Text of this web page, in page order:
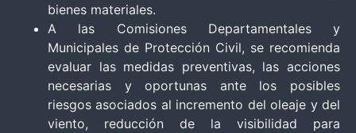
bienes materiales.
A las Comisiones Departamentales y
Municipales de Protección Civil, se recomienda
evaluar las medidas preventivas, las acciones
necesarias y oportunas ante los posibles
riesgos asociados al incremento del oleaje y del
viento, reducción de la visibilidad para